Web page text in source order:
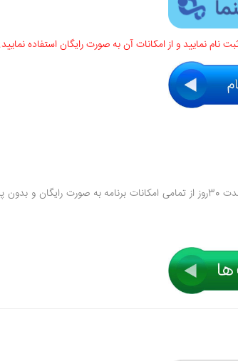
نمایید و از امکانات آن به صورت رایگان استفاده نمایید.
باید هزینه پرداخت کرد. با این وجود شما می توانید به مدت 30روز از تمامی